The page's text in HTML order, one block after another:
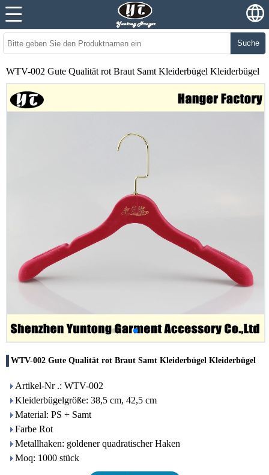
Suche
WTV-002 Gute Qualität rot Braut Samt Kleiderbügel Kleiderbügel
WTV-002 Gute Qualität rot Braut Samt Kleiderbügel Kleiderbügel
Artikel-Nr .: WTV-002
Kleiderbügelgröße: 38,5 cm, 42,5 cm
Material: PS + Samt
Farbe Rot
Metallhaken: goldener quadratischer Haken
Moq: 1000 stück